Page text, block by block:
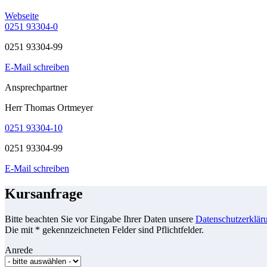
Webseite
0251 93304-0
0251 93304-99
E-Mail schreiben
Ansprechpartner
Herr Thomas Ortmeyer
0251 93304-10
0251 93304-99
E-Mail schreiben
Kursanfrage
Bitte beachten Sie vor Eingabe Ihrer Daten unsere
Die mit * gekennzeichneten Felder sind Pflichtfelder.
Anrede